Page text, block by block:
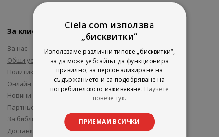
За клиенти
За нас
Общи условия
Политика за поверителност
Онлайн решаване на спорове
Новини и събития
Партньори и приятели
За библиотеки
Доставка
Ciela.com използва
„бисквитки“
Използваме различни типове „бисквитки“,
за да може уебсайтът да функционира
правилно, за персонализиране на
съдържанието и за подобряване на
потребителското изживяване. Научете
повече тук.
ПРИЕМАМ ВСИЧКИ